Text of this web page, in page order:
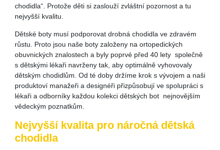
chodidla“. Protože děti si zaslouží zvláštní pozornost a tu
nejvyšší kvalitu.
Dětské boty musí podporovat drobná chodidla ve zdravém
růstu. Proto jsou naše boty založeny na ortopedických
obuvnických znalostech a byly poprvé před 40 lety společně
s dětskými lékaři navrženy tak, aby optimálně vyhovovaly
dětským chodidlům. Od té doby držíme krok s vývojem a naši
produktoví manažeři a designéři přizpůsobují ve spolupráci s
lékaři a odborníky každou kolekci dětských bot nejnovějším
vědeckým poznatkům.
Nejvyšší kvalita pro náročná dětská
chodidla